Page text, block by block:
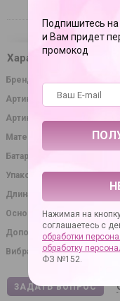
Характеристики
Бренд
Артикул
Артикул производителя
Материал
Батарейки
Упаковка
Длина в сантиметрах
Основное назначение
Дополнительное
Вибрация
ЗАДАТЬ ВОПРОС
Подпишитесь на
и Вам придет
промокод
Нажимая на
соглашаетесь с
обработки
обработку
ФЗ №152.